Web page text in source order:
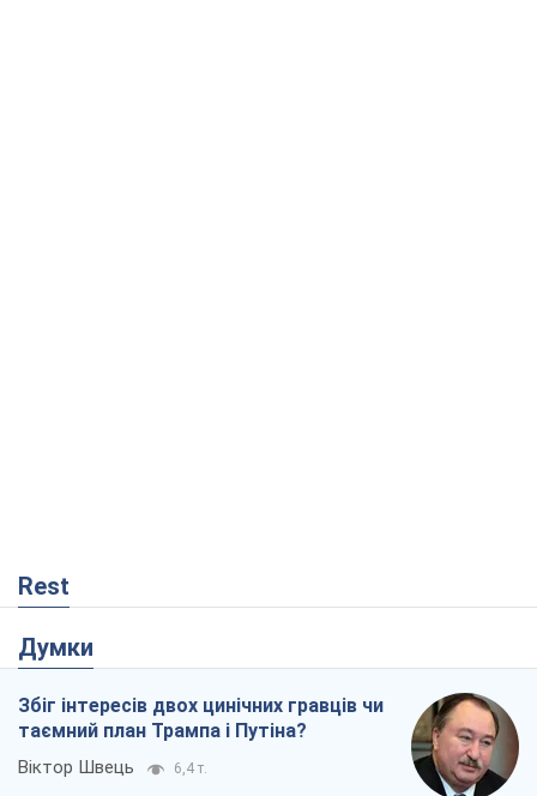
Rest
Думки
Збіг інтересів двох цинічних гравців чи
таємний план Трампа і Путіна?
Віктор Швець 6,4 т.